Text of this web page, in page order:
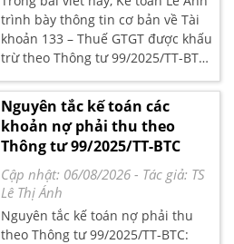
trình bày thông tin cơ bản về Tài
khoản 133 – Thuế GTGT được khấu
trừ theo Thông tư 99/2025/TT-BTC,
bao gồm nguyên tắc kế toán, kết
cấu và nội dung phản ánh của tài
khoản, kèm phương pháp kế toán
đối với một số giao dịch chủ yếu
theo quy định hiện hành.
Nguyên tắc kế toán các
khoản nợ phải thu theo
Thông tư 99/2025/TT-BTC
Cập nhật: 06/08/2026 - Tác giả: TS
Lê Thị Ánh
Nguyên tắc kế toán nợ phải thu
theo Thông tư 99/2025/TT-BTC: